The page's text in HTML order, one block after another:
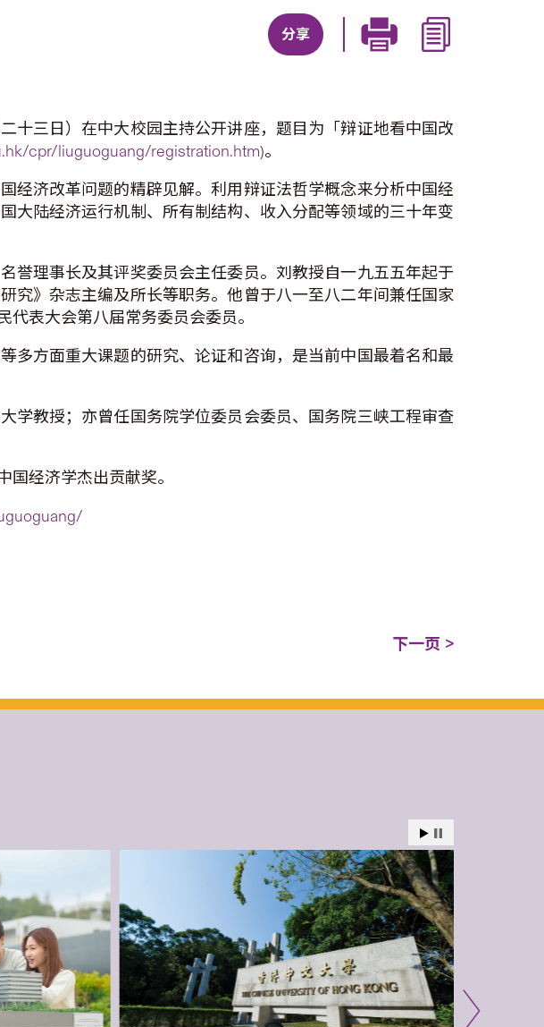
分享
十三日）在中大校园主持公开讲座，题目为「辩证地看中国改
cpr/liuguoguang/registration.htm)。
经济改革问题的精辟见解。利用辩证法哲学概念来分析中国经
大陆经济运行机制、所有制结构、收入分配等领域的三十年变
誉理事长及其评奖委员会主任委员。刘教授自一九五五年起于
究》杂志主编及所长等职务。他曾于八一至八二年间兼任国家
表大会第八届常务委员会委员。
多方面重大课题的研究、论证和咨询，是当前中国最着名和最
学教授；亦曾任国务院学位委员会委员、国务院三峡工程审查
经济学杰出贡献奖。
下一页 >